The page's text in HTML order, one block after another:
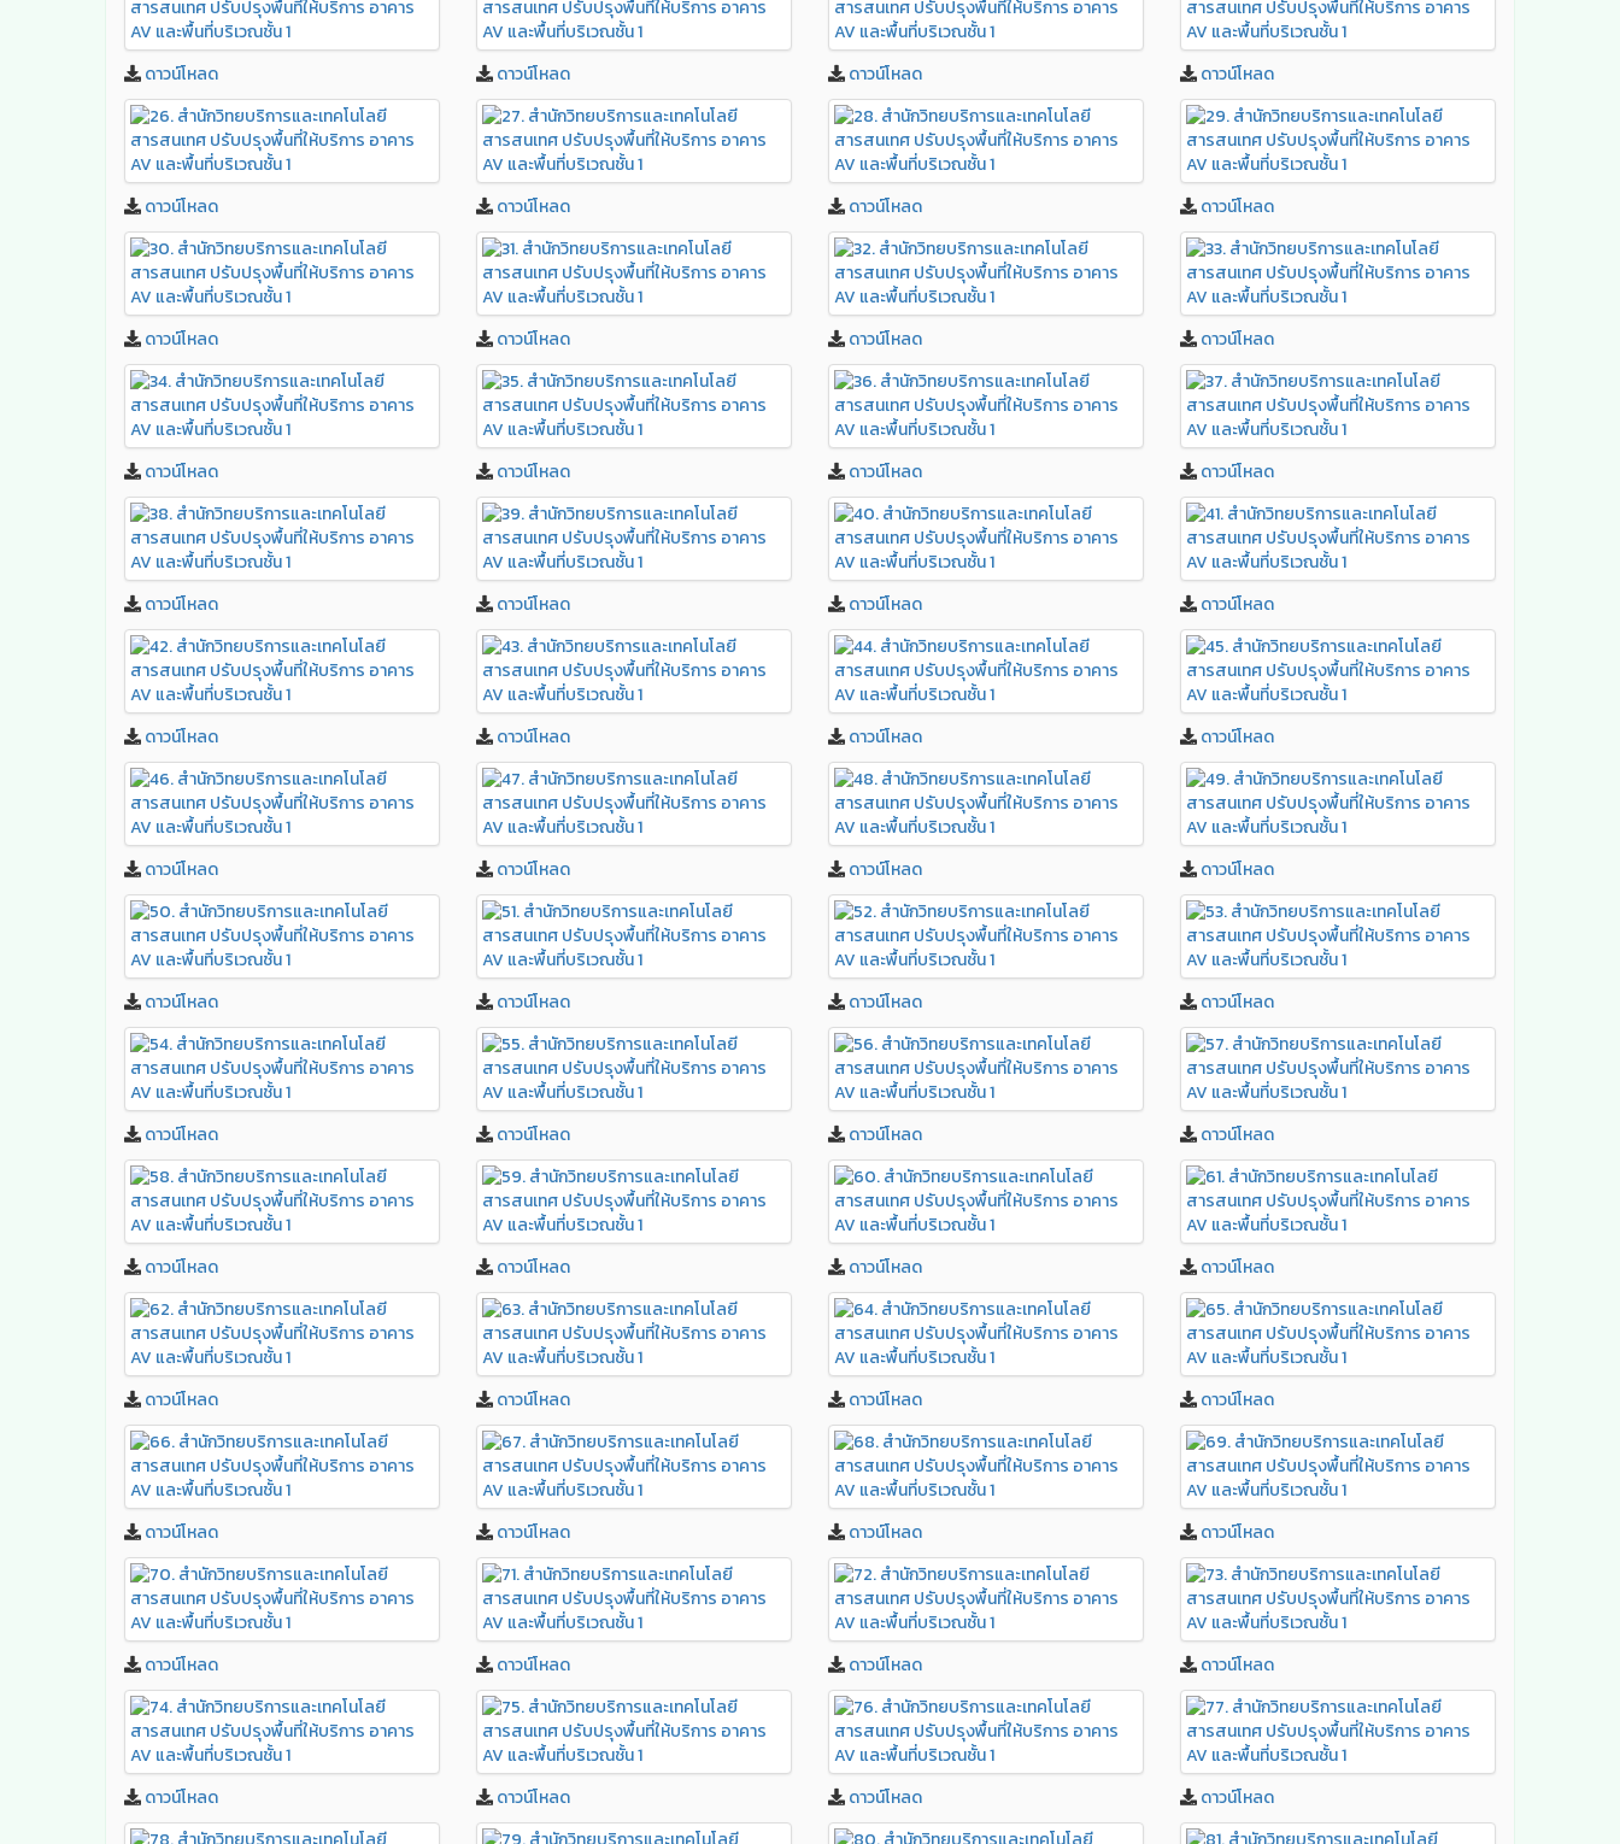
ดาวน์โหลด ดาวน์โหลด ดาวน์โหลด ดาวน์โหลด
ดาวน์โหลด ดาวน์โหลด ดาวน์โหลด ดาวน์โหลด
ดาวน์โหลด ดาวน์โหลด ดาวน์โหลด ดาวน์โหลด
ดาวน์โหลด ดาวน์โหลด ดาวน์โหลด ดาวน์โหลด
ดาวน์โหลด ดาวน์โหลด ดาวน์โหลด ดาวน์โหลด
ดาวน์โหลด ดาวน์โหลด ดาวน์โหลด ดาวน์โหลด
ดาวน์โหลด ดาวน์โหลด ดาวน์โหลด ดาวน์โหลด
ดาวน์โหลด ดาวน์โหลด ดาวน์โหลด ดาวน์โหลด
ดาวน์โหลด ดาวน์โหลด ดาวน์โหลด ดาวน์โหลด
ดาวน์โหลด ดาวน์โหลด ดาวน์โหลด ดาวน์โหลด
ดาวน์โหลด ดาวน์โหลด ดาวน์โหลด ดาวน์โหลด
ดาวน์โหลด ดาวน์โหลด ดาวน์โหลด ดาวน์โหลด
ดาวน์โหลด ดาวน์โหลด ดาวน์โหลด ดาวน์โหลด
ดาวน์โหลด ดาวน์โหลด ดาวน์โหลด ดาวน์โหลด